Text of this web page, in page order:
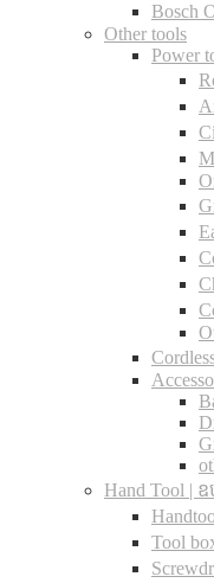
Bosch
Other tools
Power
Hand Tool |
Tool